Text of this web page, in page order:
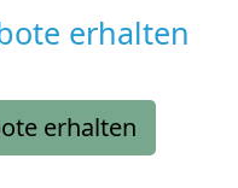
erhalten
erhalten